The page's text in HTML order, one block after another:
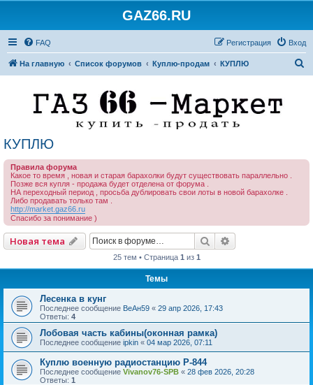
GAZ66.RU
FAQ Вход
Регистрация
На главную Список форумов Куплю-продам КУПЛЮ
КУПЛЮ
Правила форума
Какое то время , новая и старая барахолки будут существовать параллельно .
Позже вся купля - продажа будет отделена от форума .
НА переходный период , просьба дублировать свои лоты в новой барахолке .
Либо продавать только там .
http://market.gaz66.ru
Спасибо за понимание )
Новая тема Поиск
25 тем • Страница 1 из 1
Темы
Лесенка в кунг
Последнее сообщение ВеАн59 « 29 апр 2026, 17:43
Ответы: 4
Лобовая часть кабины(оконная рамка)
Последнее сообщение ipkin « 04 мар 2026, 07:11
Куплю военную радиостанцию Р-844
Последнее сообщение Vivanov76-SPB « 28 фев 2026, 20:28
Ответы: 1